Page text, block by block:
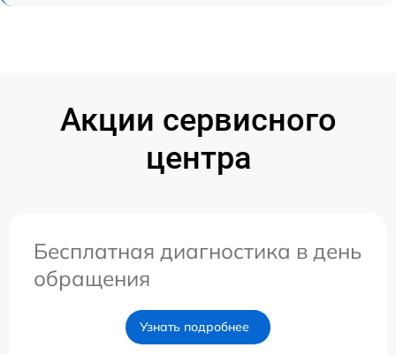
Акции сервисного
центра
Бесплатная диагностика в день
обращения
Узнать подробнее